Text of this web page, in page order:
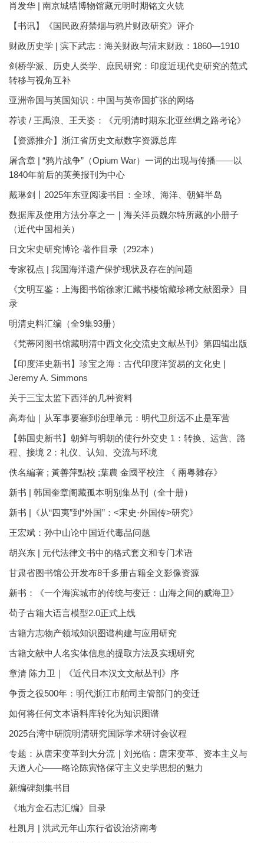
肖发华 | 南京城墙博物馆藏元明时期铭文火铳
【书讯】《国民政府禁烟与鸦片财政研究》评介
财政历史学 | 滨下武志：海关财政与清末财政：1860—1910
剑桥学派、历史人类学、庶民研究：印度近现代史研究的范式
转移与视角互补
亚洲帝国与英国知识：中国与英帝国扩张的网络
荐读 / 王禹浪、王天姿：《元明清时期东北亚丝绸之路考论》
【资源推介】浙江省历史文献数字资源总库
屠含章 | “鸦片战争”（Opium War）一词的出现与传播——以
1840年前后的英美报刊为中心
戴琳剑丨2025年东亚阅读书目：全球、海洋、朝鲜半岛
数据库及使用方法分享之一｜海关洋员魏尔特所藏的小册子
（近代中国相关）
日文宋史研究博论·著作目录（292本）
专家视点 | 我国海洋遗产保护现状及存在的问题
《文明互鉴：上海图书馆徐家汇藏书楼馆藏珍稀文献图录》目
录
明清史料汇编（全9集93册）
《梵蒂冈图书馆藏明清中西文化交流史文献丛刊》第四辑出版
【印度洋史新书】珍宝之海：古代印度洋贸易的文化史 |
Jeremy A. Simmons
关于三宝太监下西洋的几种资料
高寿仙｜从军事要塞到治理单元：明代卫所远不止是军营
【韩国史新书】朝鲜与明朝的使行外交史 1：转换、运营、路
程、接境 2：礼仪、认知、交流与环境
佚名編著 ; 黃善萍點校 ;葉農 金國平校注 《 兩粵雜存》
新书 | 韩国奎章阁藏孤本明别集丛刊（全十册）
新书 |《从“四夷”到“外国”：<宋史·外国传>研究》
王宏斌：孙中山论中国近代毒品问题
胡兴东 | 元代法律文书中的格式套文和专门术语
甘肃省图书馆公开发布8千多册古籍全文影像资源
新书：《一个海滨城市的传统与变迁：山海之间的威海卫》
荀子古籍大语言模型2.0正式上线
古籍方志物产领域知识图谱构建与应用研究
古籍文献中人名实体信息的提取方法及实现研究
章清 陈力卫｜《近代日本汉文文献丛刊》序
争贡之役500年：明代浙江市舶司主管部门的变迁
如何将任何文本语料库转化为知识图谱
2025台湾中研院明清研究国际学术研讨会议程
专题：从唐宋变革到大分流｜刘光临：唐宋变革、资本主义与
天道人心——略论陈寅恪保守主义史学思想的魅力
新编碑刻集书目
《地方金石志汇编》目录
杜凯月 | 洪武元年山东行省设治济南考